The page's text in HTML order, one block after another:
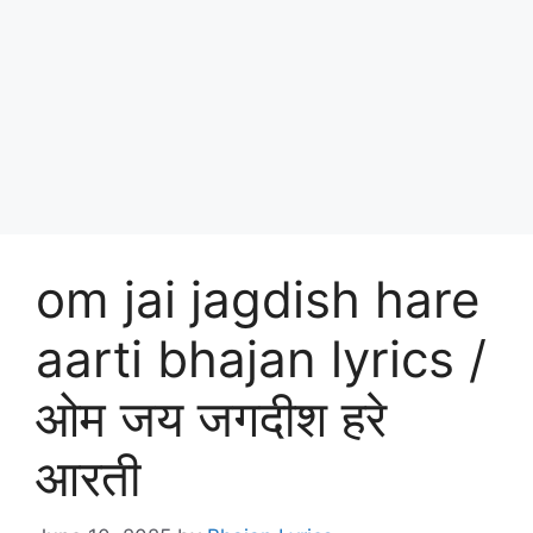
om jai jagdish hare
aarti bhajan lyrics /
ओम जय जगदीश हरे
आरती